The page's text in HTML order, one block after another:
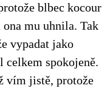
blbec kocour
ona mu uhnila. Tak
vypadat jako
celkem spokojeně.
vím jistě, protože